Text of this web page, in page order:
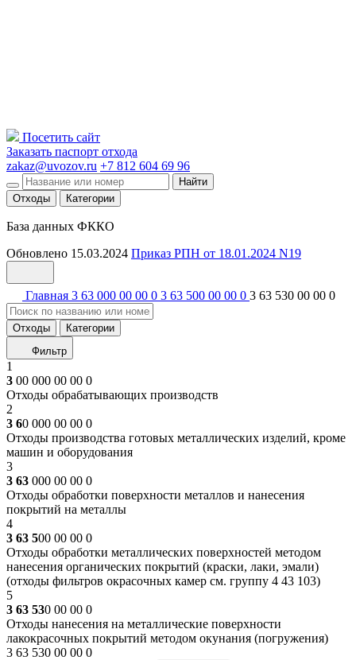
Посетить сайт
Заказать паспорт отхода
zakaz@uvozov.ru +7 812 604 69 96
Найти
Отходы
Категории
База данных ФККО
Обновлено 15.03.2024 Приказ РПН от 18.01.2024 N19
Главная 3 63 000 00 00 0 3 63 500 00 00 0 3 63 530 00 00 0
Отходы
Категории
Фильтр
1
3 00 000 00 00 0
Отходы обрабатывающих производств
2
3 60 000 00 00 0
Отходы производства готовых металлических изделий, кроме
машин и оборудования
3
3 63 000 00 00 0
Отходы обработки поверхности металлов и нанесения
покрытий на металлы
4
3 63 500 00 00 0
Отходы обработки металлических поверхностей методом
нанесения органических покрытий (краски, лаки, эмали)
(отходы фильтров окрасочных камер см. группу 4 43 103)
5
3 63 530 00 00 0
Отходы нанесения на металлические поверхности
лакокрасочных покрытий методом окунания (погружения)
3 63 530 00 00 0